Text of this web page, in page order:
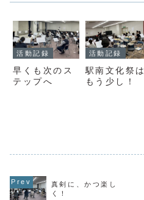
活動記録
早くも次のス
テップへ
活動記録
駅南文化祭は
もう少し！
真剣に、かつ楽し
く！